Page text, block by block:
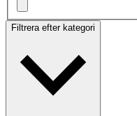
Filtrera efter kategori